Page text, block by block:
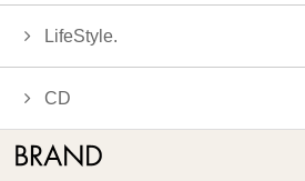
LifeStyle.
CD